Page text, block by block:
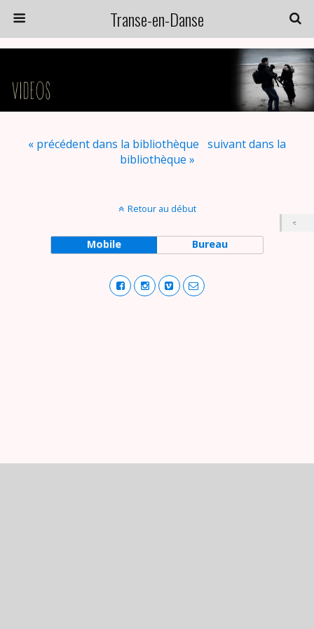
Transe-en-Danse
« précédent dans la bibliothèque suivant dans la
bibliothèque »
Retour au début
Mobile Bureau